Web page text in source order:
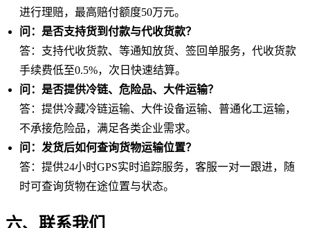
进行理赔，最高赔付额度50万元。
问：是否支持货到付款与代收货款？
答：支持代收货款、等通知放货、签回单服务，代收货款
手续费低至0.5%，次日快速结算。
问：是否提供冷链、危险品、大件运输？
答：提供冷藏冷链运输、大件设备运输、普通化工运输，
不承接危险品，满足各类企业需求。
问：发货后如何查询货物运输位置？
答：提供24小时GPS实时追踪服务，客服一对一跟进，随
时可查询货物在途位置与状态。
六、联系我们